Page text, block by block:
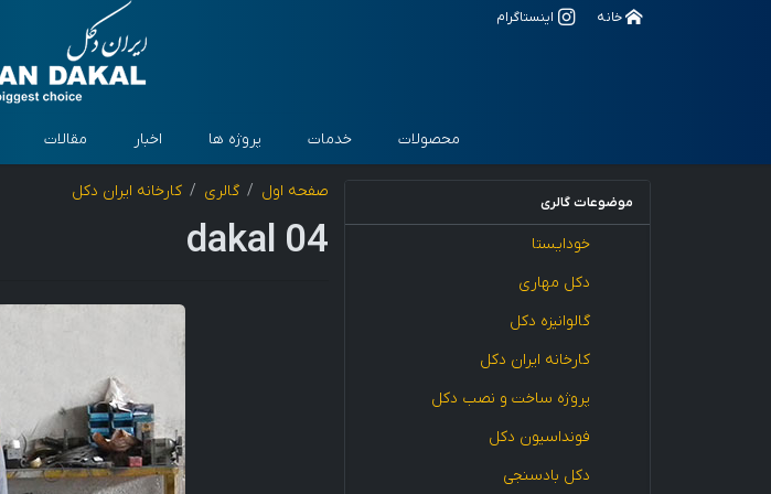
خانه اینستاگرام
محصولات خدمات پروژه ها اخبار مقالات
موضوعات گالری
خودایستا
دکل مهاری
گالوانیزه دکل
کارخانه ایران دکل
پروژه ساخت و نصب دکل
فونداسیون دکل
دکل بادسنجی
صفحه اول گالری کارخانه ایران دکل
dakal 04